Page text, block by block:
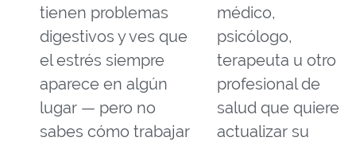
tienen problemas
digestivos y ves que
el estrés siempre
aparece en algún
lugar — pero no
sabes cómo trabajar
médico,
psicólogo,
terapeuta u otro
profesional de
salud que quiere
actualizar su